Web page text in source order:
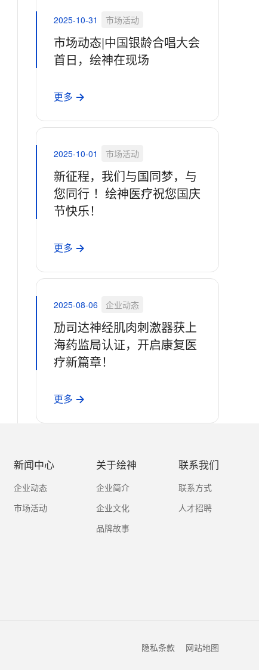
2025-10-31 市场活动
市场动态|中国银龄合唱大会
首日，绘神在现场
更多
2025-10-01 市场活动
新征程，我们与国同梦，与
您同行 ！绘神医疗祝您国庆
节快乐！
更多
2025-08-06 企业动态
劢司达神经肌肉刺激器获上
海药监局认证，开启康复医
疗新篇章！
更多
新闻中心
企业动态
市场活动
关于绘神
企业简介
企业文化
品牌故事
联系我们
联系方式
人才招聘
隐私条款 网站地图